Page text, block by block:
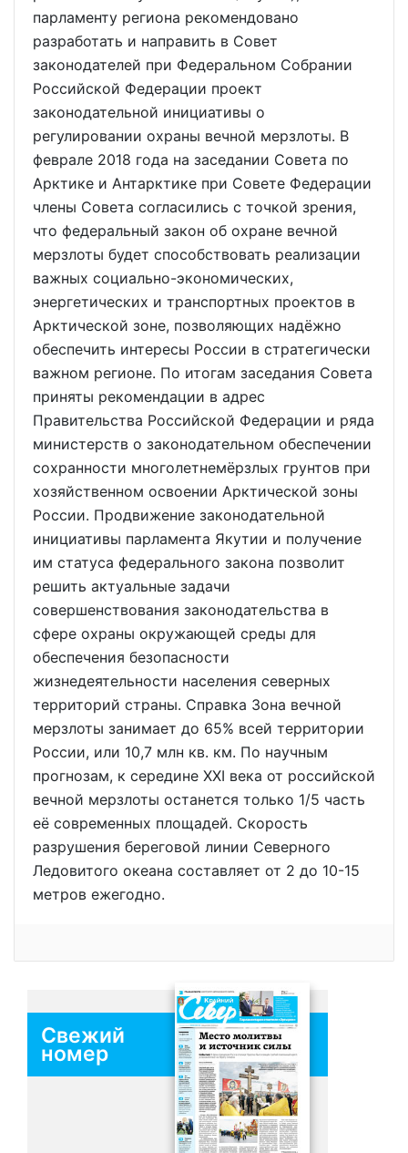
парламенту региона рекомендовано
разработать и направить в Совет
законодателей при Федеральном Собрании
Российской Федерации проект
законодательной инициативы о
регулировании охраны вечной мерзлоты. В
феврале 2018 года на заседании Совета по
Арктике и Антарктике при Совете Федерации
члены Совета согласились с точкой зрения,
что федеральный закон об охране вечной
мерзлоты будет способствовать реализации
важных социально-экономических,
энергетических и транспортных проектов в
Арктической зоне, позволяющих надёжно
обеспечить интересы России в стратегически
важном регионе. По итогам заседания Совета
приняты рекомендации в адрес
Правительства Российской Федерации и ряда
министерств о законодательном обеспечении
сохранности многолетнемёрзлых грунтов при
хозяйственном освоении Арктической зоны
России. Продвижение законодательной
инициативы парламента Якутии и получение
им статуса федерального закона позволит
решить актуальные задачи
совершенствования законодательства в
сфере охраны окружающей среды для
обеспечения безопасности
жизнедеятельности населения северных
территорий страны. Справка Зона вечной
мерзлоты занимает до 65% всей территории
России, или 10,7 млн кв. км. По научным
прогнозам, к середине XXI века от российской
вечной мерзлоты останется только 1/5 часть
её современных площадей. Скорость
разрушения береговой линии Северного
Ледовитого океана составляет от 2 до 10-15
метров ежегодно.
Свежий
номер